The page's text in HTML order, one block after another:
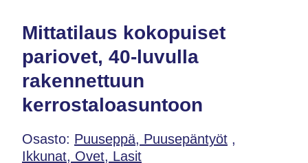
Mittatilaus kokopuiset
pariovet, 40-luvulla
rakennettuun
kerrostaloasuntoon
Osasto: Puuseppä, Puusepäntyöt ,
Ikkunat, Ovet, Lasit